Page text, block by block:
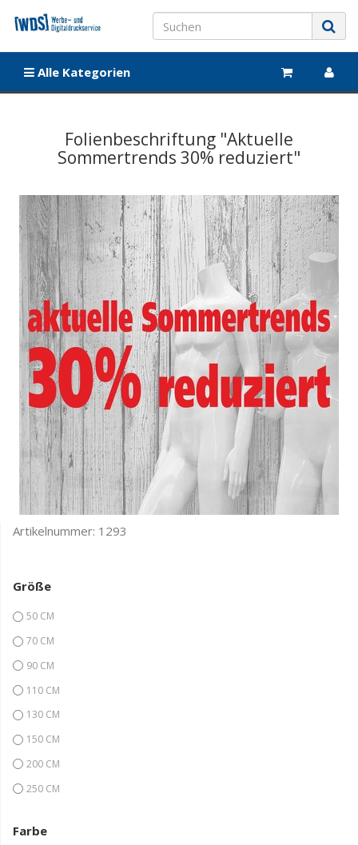
Alle Kategorien
Folienbeschriftung "Aktuelle
Sommertrends 30% reduziert"
Artikelnummer: 1293
Größe
50 CM
70 CM
90 CM
110 CM
130 CM
150 CM
200 CM
250 CM
Farbe